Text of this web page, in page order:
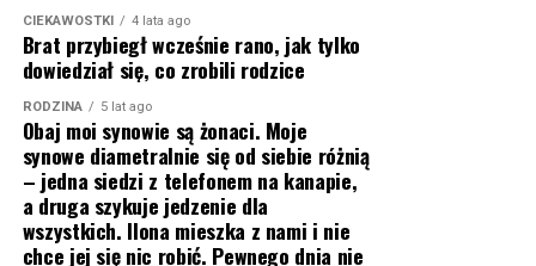
CIEKAWOSTKI 4 lata ago
Brat przybiegł wcześnie rano, jak tylko
dowiedział się, co zrobili rodzice
RODZINA 5 lat ago
Obaj moi synowie są żonaci. Moje
synowe diametralnie się od siebie różnią
– jedna siedzi z telefonem na kanapie,
a druga szykuje jedzenie dla
wszystkich. Ilona mieszka z nami i nie
chce jej się nic robić. Pewnego dnia nie